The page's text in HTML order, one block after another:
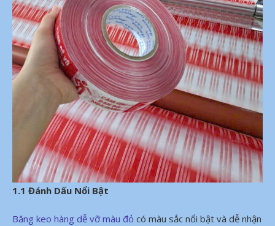
1.1 Đánh Dấu Nổi Bật
Băng keo hàng dễ vỡ màu đỏ có màu sắc nổi bật và dễ nhận